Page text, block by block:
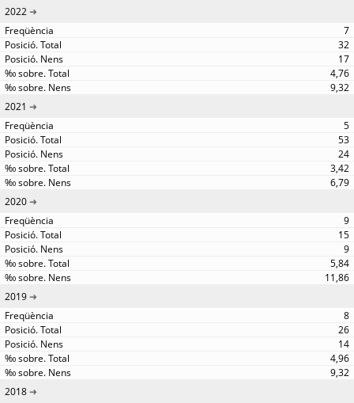
2022
7
32
17
4,76
9,32
2021
5
53
24
3,42
6,79
2020
9
15
9
5,84
11,86
2019
8
26
14
4,96
9,32
2018